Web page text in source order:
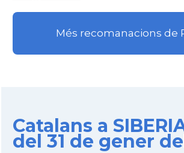
Més recomanacions de
Catalans a
del 31 de gener